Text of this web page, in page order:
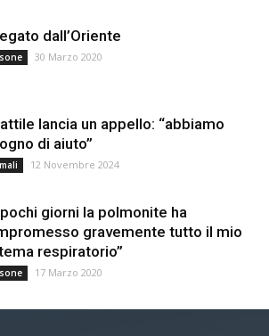
dall’Oriente
30 Marzo 2020
lancia un appello: “abbiamo
di aiuto”
12 Novembre 2024
pochi giorni la polmonite ha
gravemente tutto il mio
respiratorio”
17 Marzo 2020